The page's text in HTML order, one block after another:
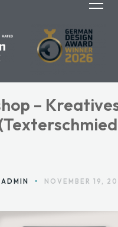
HOME
ANGEBOTE
BLOG
KONTAKT
–
ADMIN • NOVEMBER 19,